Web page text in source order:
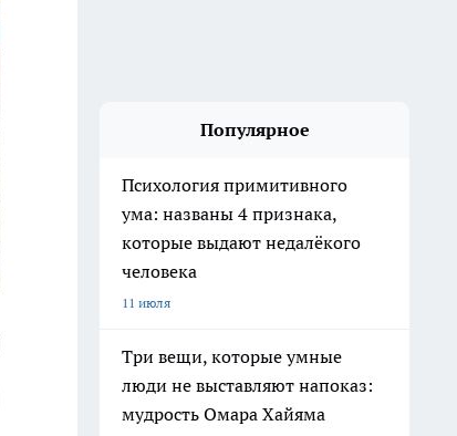
Популярное
Психология примитивного
ума: названы 4 признака,
которые выдают недалёкого
человека
11 июля
Три вещи, которые умные
люди не выставляют напоказ:
мудрость Омара Хайяма